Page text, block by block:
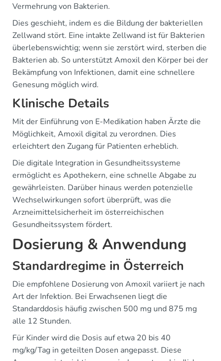
Vermehrung von Bakterien.
Dies geschieht, indem es die Bildung der bakteriellen
Zellwand stört. Eine intakte Zellwand ist für Bakterien
überlebenswichtig; wenn sie zerstört wird, sterben die
Bakterien ab. So unterstützt Amoxil den Körper bei der
Bekämpfung von Infektionen, damit eine schnellere
Genesung möglich wird.
Klinische Details
Mit der Einführung von E-Medikation haben Ärzte die
Möglichkeit, Amoxil digital zu verordnen. Dies
erleichtert den Zugang für Patienten erheblich.
Die digitale Integration in Gesundheitssysteme
ermöglicht es Apothekern, eine schnelle Abgabe zu
gewährleisten. Darüber hinaus werden potenzielle
Wechselwirkungen sofort überprüft, was die
Arzneimittelsicherheit im österreichischen
Gesundheitssystem fördert.
Dosierung & Anwendung
Standardregime in Österreich
Die empfohlene Dosierung von Amoxil variiert je nach
Art der Infektion. Bei Erwachsenen liegt die
Standarddosis häufig zwischen 500 mg und 875 mg
alle 12 Stunden.
Für Kinder wird die Dosis auf etwa 20 bis 40
mg/kg/Tag in geteilten Dosen angepasst. Diese